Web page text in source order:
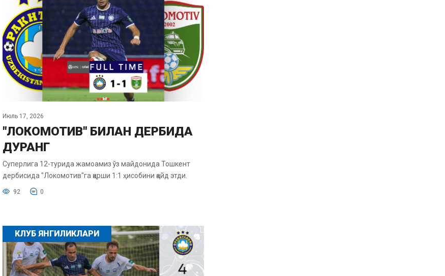
Июль 17, 2026
"ЛОКОМОТИВ" БИЛАН ДЕРБИДА
ДУРАНГ
Суперлига 12-турида жамоамиз ўз майдонида Тошкент
дербисида "Локомотив"га қарши 1:1 ҳисобини қайд этди.
92 0
КЛУБ ЯНГИЛИКЛАРИ